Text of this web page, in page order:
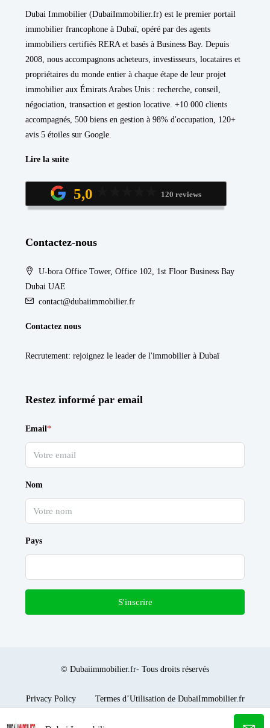
Dubai Immobilier (DubaiImmobilier.fr) est le premier portail
immobilier francophone à Dubaï, opéré par des agents
immobiliers certifiés RERA et basés à Business Bay. Depuis
2008, nous accompagnons acheteurs, investisseurs, locataires et
propriétaires du monde entier à chaque étape de leur projet
immobilier aux Émirats Arabes Unis : recherche, conseil,
négociation, transaction et gestion locative. +10 000 clients
accompagnés, 500 biens en gestion à 98% d'occupation, 120+
avis 5 étoiles sur Google.
Lire la suite
5,0 120 reviews
Contactez-nous
U-bora Office Tower, Office 102, 1st Floor Business Bay
Dubai UAE
contact@dubaiimmobilier.fr
Contactez nous
Recrutement: rejoignez le leader de l'immobilier à Dubaï
Restez informé par email
Email*
Nom
Pays
S'inscrire
© Dubaiimmobilier.fr- Tous droits réservés
Privacy Policy Termes d’Utilisation de DubaiImmobilier.fr